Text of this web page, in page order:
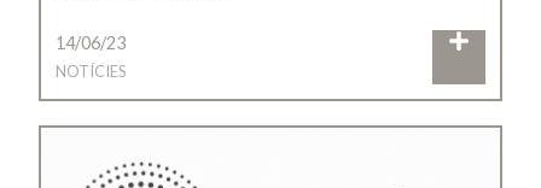
14/06/23
NOTÍCIES